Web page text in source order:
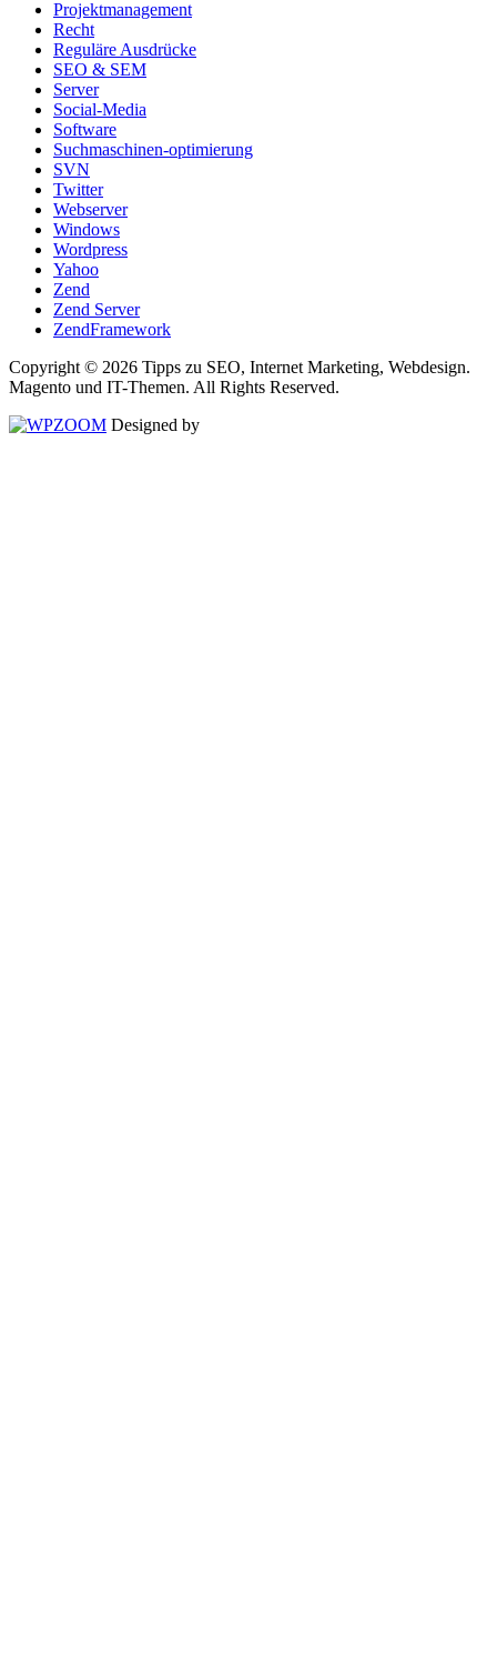
Projektmanagement
Recht
Reguläre Ausdrücke
SEO & SEM
Server
Social-Media
Software
Suchmaschinen-optimierung
SVN
Twitter
Webserver
Windows
Wordpress
Yahoo
Zend
Zend Server
ZendFramework
Copyright © 2026 Tipps zu SEO, Internet Marketing, Webdesign.
Magento und IT-Themen. All Rights Reserved.
Designed by